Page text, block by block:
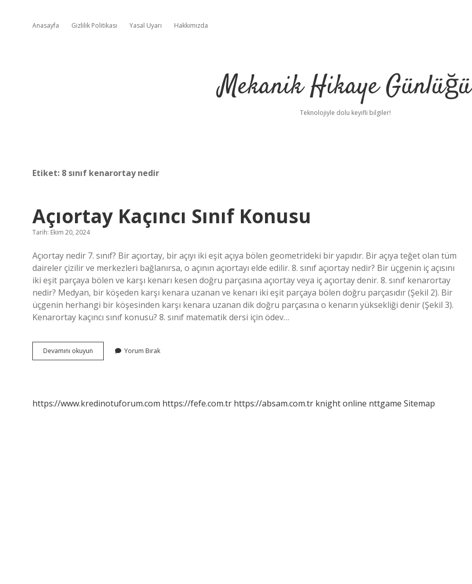
Anasayfa Gizlilik Politikası Yasal Uyarı Hakkımızda
Mekanik Hikaye Günlüğü
Teknolojiyle dolu keyifli bilgiler!
Etiket: 8 sınıf kenarortay nedir
Açıortay Kaçıncı Sınıf Konusu
Tarih: Ekim 20, 2024
Açıortay nedir 7. sınıf? Bir açıortay, bir açıyı iki eşit açıya bölen geometrideki bir yapıdır. Bir açıya teğet olan tüm
daireler çizilir ve merkezleri bağlanırsa, o açının açıortayı elde edilir. 8. sınıf açıortay nedir? Bir üçgenin iç açısını
iki eşit parçaya bölen ve karşı kenarı kesen doğru parçasına açıortay veya iç açıortay denir. 8. sınıf kenarortay
nedir? Medyan, bir köşeden karşı kenara uzanan ve kenarı iki eşit parçaya bölen doğru parçasıdır (Şekil 2). Bir
üçgenin herhangi bir köşesinden karşı kenara uzanan dik doğru parçasına o kenarın yüksekliği denir (Şekil 3).
Kenarortay kaçıncı sınıf konusu? 8. sınıf matematik dersi için ödev…
Devamını okuyun Açıortay
Kaçıncı
Yorum Bırak
https://www.kredinotuforum.com https://fefe.com.tr https://absam.com.tr knight online nttgame Sitemap